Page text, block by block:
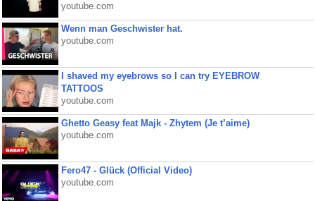
youtube.com
Wenn man Geschwister hat.
youtube.com
I shaved my eyebrows so I can try EYEBROW
TATTOOS
youtube.com
Ghetto Geasy feat Majk - Zhytem (Je t’aime)
youtube.com
Fero47 - Glück (Official Video)
youtube.com